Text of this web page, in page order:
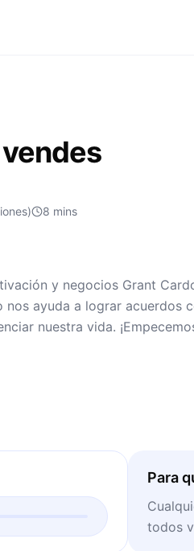
8 mins
y negocios Grant
nos ayuda a lograr acuerdos
nuestra vida.
Para
todos